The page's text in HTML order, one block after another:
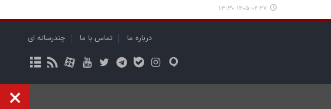
۱۴۰۵-۰۲-۲۷ ۱۳:۳۰
درباره ما تماس با ما چندرسانه ای